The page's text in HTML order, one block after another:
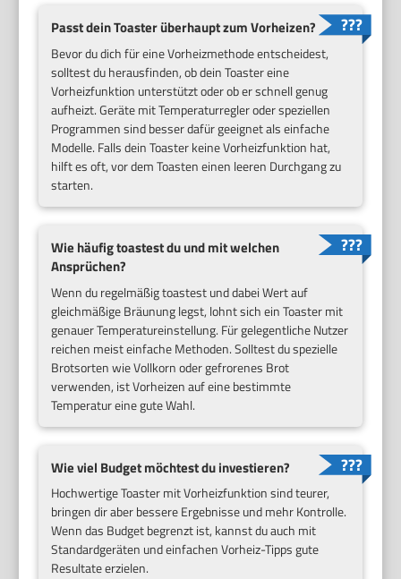
Passt dein Toaster überhaupt zum Vorheizen?
Bevor du dich für eine Vorheizmethode entscheidest,
solltest du herausfinden, ob dein Toaster eine
Vorheizfunktion unterstützt oder ob er schnell genug
aufheizt. Geräte mit Temperaturregler oder speziellen
Programmen sind besser dafür geeignet als einfache
Modelle. Falls dein Toaster keine Vorheizfunktion hat,
hilft es oft, vor dem Toasten einen leeren Durchgang zu
starten.
Wie häufig toastest du und mit welchen
Ansprüchen?
Wenn du regelmäßig toastest und dabei Wert auf
gleichmäßige Bräunung legst, lohnt sich ein Toaster mit
genauer Temperatureinstellung. Für gelegentliche Nutzer
reichen meist einfache Methoden. Solltest du spezielle
Brotsorten wie Vollkorn oder gefrorenes Brot
verwenden, ist Vorheizen auf eine bestimmte
Temperatur eine gute Wahl.
Wie viel Budget möchtest du investieren?
Hochwertige Toaster mit Vorheizfunktion sind teurer,
bringen dir aber bessere Ergebnisse und mehr Kontrolle.
Wenn das Budget begrenzt ist, kannst du auch mit
Standardgeräten und einfachen Vorheiz-Tipps gute
Resultate erzielen.